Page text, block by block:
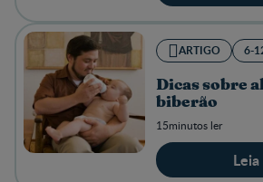
ARTIGO 6-
Dicas sobre
biberão
15minutos ler